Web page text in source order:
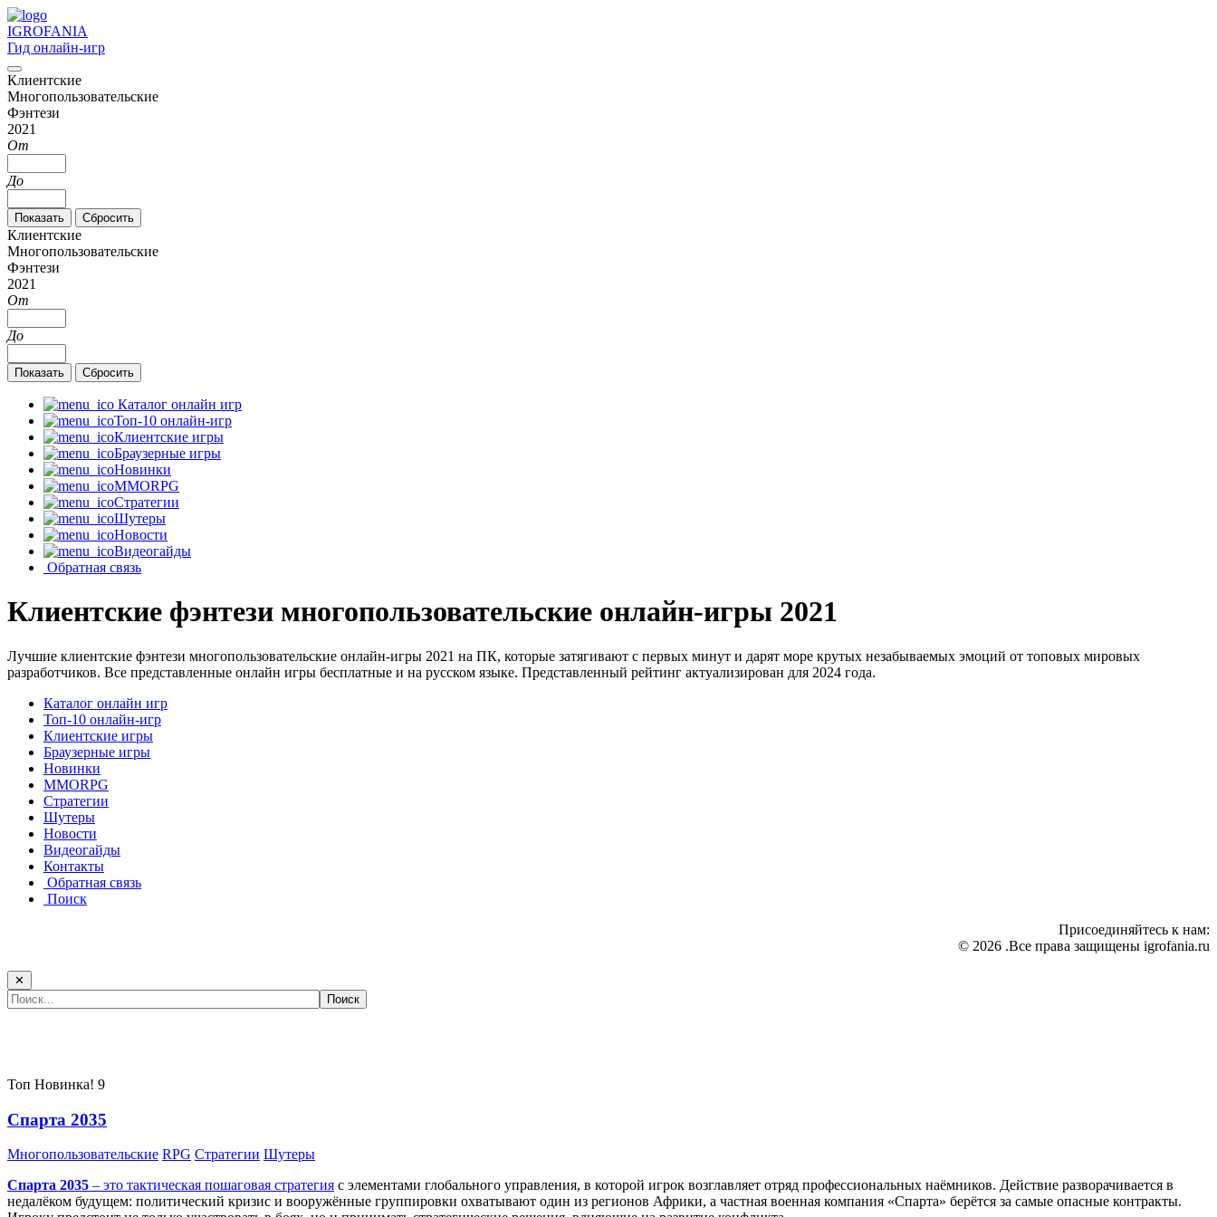
IGROFANIA
Гид онлайн-игр
Клиентские
Многопользовательские
Фэнтези
2021
От
До
Клиентские
Многопользовательские
Фэнтези
2021
От
До
Каталог онлайн игр
Топ-10 онлайн-игр
Клиентские игры
Браузерные игры
Новинки
MMORPG
Стратегии
Шутеры
Новости
Видеогайды
Обратная связь
Клиентские фэнтези многопользовательские онлайн-игры 2021
Лучшие клиентские фэнтези многопользовательские онлайн-игры 2021 на ПК, которые затягивают с первых минут и дарят море крутых незабываемых эмоций от топовых мировых
разработчиков. Все представленные онлайн игры бесплатные и на русском языке. Представленный рейтинг актуализирован для 2024 года.
Каталог онлайн игр
Топ-10 онлайн-игр
Клиентские игры
Браузерные игры
Новинки
MMORPG
Стратегии
Шутеры
Новости
Видеогайды
Контакты
Обратная связь
Поиск
Присоединяйтесь к нам:
© 2026 .Все права защищены igrofania.ru
✕
Топ Новинка! 9
Спарта 2035
Многопользовательские RPG Стратегии Шутеры
Спарта 2035 – это тактическая пошаговая стратегия с элементами глобального управления, в которой игрок возглавляет отряд профессиональных наёмников. Действие разворачивается в
недалёком будущем: политический кризис и вооружённые группировки охватывают один из регионов Африки, а частная военная компания «Спарта» берётся за самые опасные контракты.